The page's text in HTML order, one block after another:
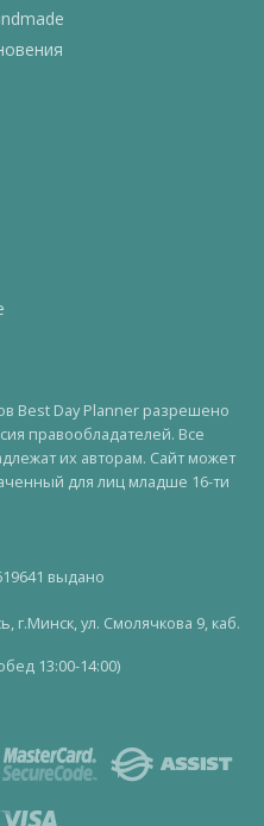
Best Day Planner разрешено
правообладателей. Все
их авторам. Сайт может
для лиц младше 16-ти
выдано
г.Минск, ул. Смолячкова 9, каб.
13:00-14:00)